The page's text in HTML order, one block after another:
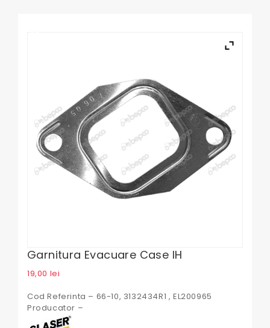
Garnitura Evacuare Case IH
19,00 lei
Cod Referinta – 66-10, 3132434R1 , EL200965
Producator –